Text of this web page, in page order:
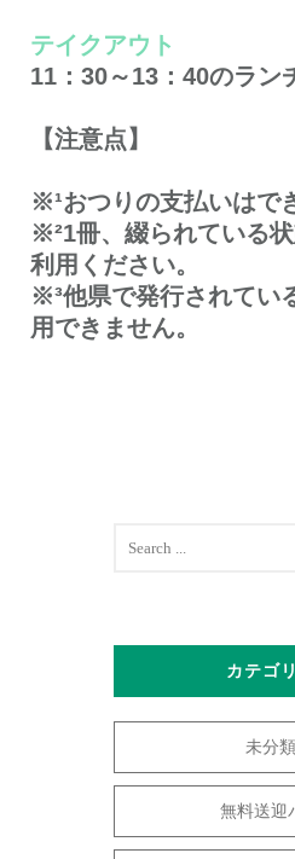
テイクアウト
11：30～13：40のラン
【注意点】
※¹おつりの支払いはで
※²1冊、綴られている
利用ください。
※³他県で発行されてい
用できません。
カテゴ
未分類
無料送迎